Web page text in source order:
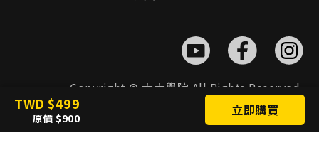
TWD 499
原價 900 立即購買
Copyright © 大大學院 All Rights Reserved.